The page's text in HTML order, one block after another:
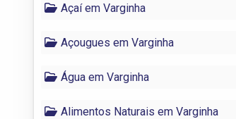
Açaí em Varginha
Açougues em Varginha
Água em Varginha
Alimentos Naturais em Varginha